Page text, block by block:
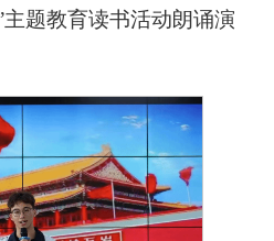
题教育读书活动朗诵演